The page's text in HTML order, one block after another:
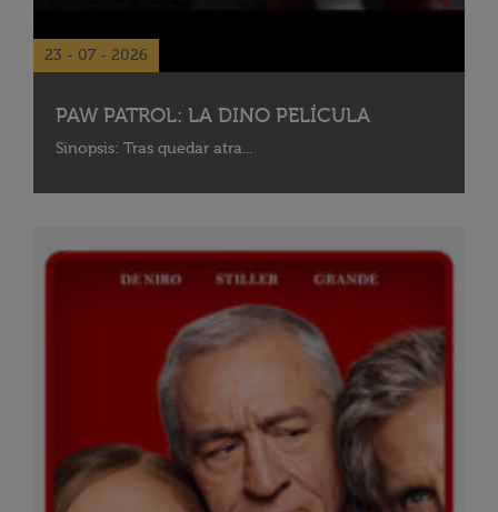
23 - 07 - 2026
PAW PATROL: LA DINO PELÍCULA
Sinopsis: Tras quedar atra...